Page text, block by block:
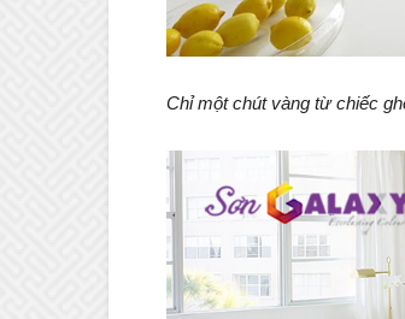
Chỉ một chút vàng từ chiếc